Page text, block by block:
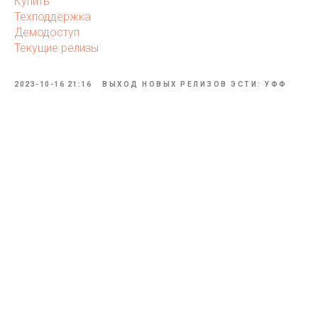
Техподдержка
Демодоступ
Текущие релизы
2023-10-16 21:16 ВЫХОД НОВЫХ РЕЛИЗОВ ЭСТИ: УФФ